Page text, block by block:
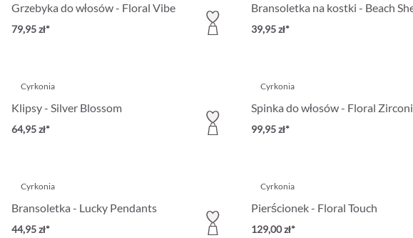
Grzebyka do włosów - Floral Vibe
79,95 zł*
Bransoletka na kostki - Beach
39,95 zł*
Cyrkonia
Klipsy - Silver Blossom
64,95 zł*
Cyrkonia
Spinka do włosów - Floral
99,95 zł*
Cyrkonia
Bransoletka - Lucky Pendants
44,95 zł*
Cyrkonia
Pierścionek - Floral Touch
129,00 zł*